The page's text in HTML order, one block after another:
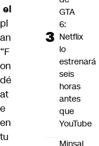
el
pl
an
“F
on
dé
at
e
en
tu
GTA
6:
Netflix
lo
estrenará
seis
horas
antes
que
YouTube
Minsal